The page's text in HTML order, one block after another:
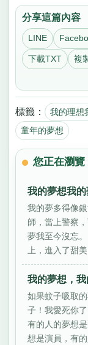
分享這篇內容
LINE
下載TXT 複
標籤： 我的理想
童年的夢想
您正在瀏覽
我的夢想我
我的夢多得像
師，當上警察
夢我至今沒忘
上，進入了甜
我的夢想，
如果蚊子吸取
子！我愛死你
有的人的夢想
想是演員，有